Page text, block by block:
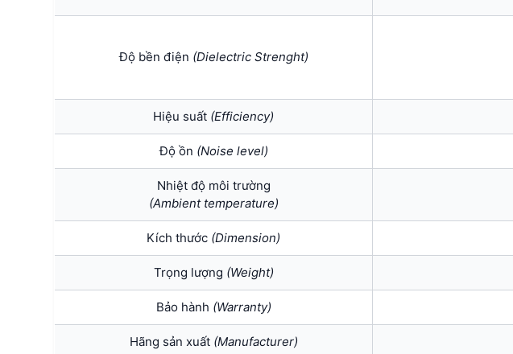
Độ bền điện (Dielectric Strenght)
Hiệu suất (Efficiency)
Độ ồn (Noise level)
Nhiệt độ môi trường
(Ambient temperature)
Kích thước (Dimension)
Trọng lượng (Weight)
Bảo hành (Warranty)
Hãng sản xuất (Manufacturer)